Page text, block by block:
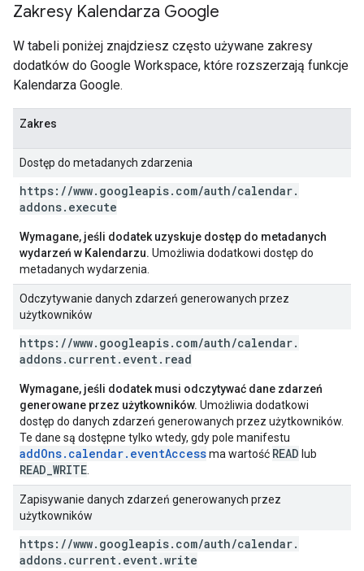
Zakresy Kalendarza Google
W tabeli poniżej znajdziesz często używane zakresy
dodatków do Google Workspace, które rozszerzają funkcje
Kalendarza Google.
Zakres
Dostęp do metadanych zdarzenia
https: //www. googleapis. com/auth/calendar.
addons. execute
Wymagane, jeśli dodatek uzyskuje dostęp do metadanych
wydarzeń w Kalendarzu. Umożliwia dodatkowi dostęp do
metadanych wydarzenia.
Odczytywanie danych zdarzeń generowanych przez
użytkowników
https: //www. googleapis. com/auth/calendar.
addons. current. event. read
Wymagane, jeśli dodatek musi odczytywać dane zdarzeń
generowane przez użytkowników. Umożliwia dodatkowi
dostęp do danych zdarzeń generowanych przez użytkowników.
Te dane są dostępne tylko wtedy, gdy pole manifestu
addOns.calendar.eventAccessma wartość READ lub
READ_WRITE
Zapisywanie danych zdarzeń generowanych przez
użytkowników
https: //www. googleapis. com/auth/calendar.
addons. current. event.write